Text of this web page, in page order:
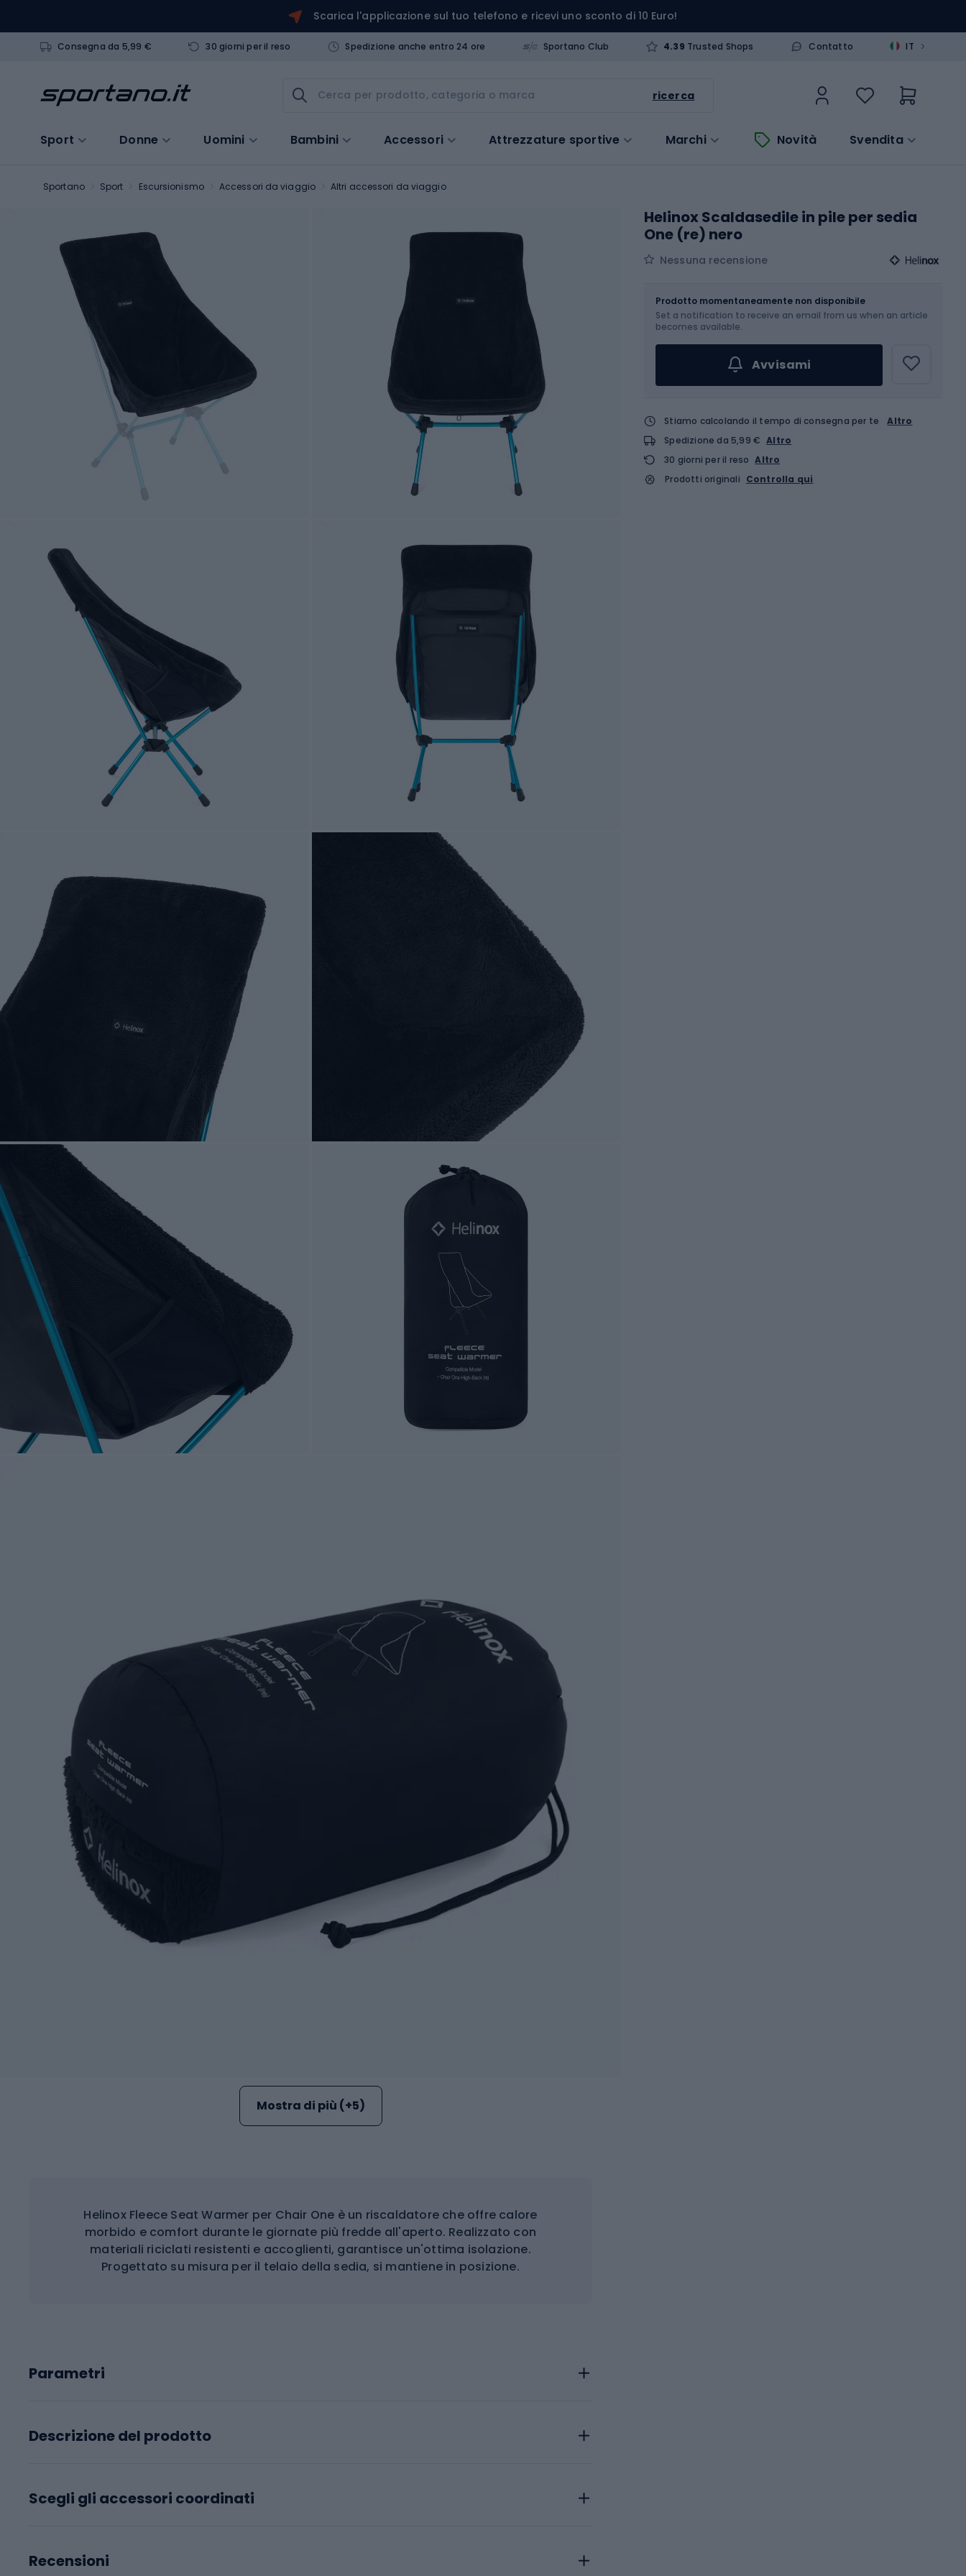
Scarica l'applicazione sul tuo telefono e ricevi uno sconto di 10 Euro!
Consegna da 5,99 € 30 giorni per il reso Spedizione anche entro 24 ore Sportano Club 4.39 Trusted Shops Contatto IT >
ricerca
Sport Donne Uomini Bambini Accessori Attrezzature sportive Marchi Novità Svendita
Sportano Sport Escursionismo Accessori da viaggio Altri accessori da viaggio
Mostra di più (+5)
Helinox Fleece Seat Warmer per Chair One è un riscaldatore che offre calore
morbido e comfort durante le giornate più fredde all'aperto. Realizzato con
materiali riciclati resistenti e accoglienti, garantisce un'ottima isolazione.
Progettato su misura per il telaio della sedia, si mantiene in posizione.
Parametri
Descrizione del prodotto
Scegli gli accessori coordinati
Recensioni
Helinox Scaldasedile in pile per sedia
One (re) nero
Nessuna recensione
Prodotto momentaneamente non disponibile
Set a notification to receive an email from us when an article
becomes available.
Avvisami
Stiamo calcolando il tempo di consegna per te
Altro
Spedizione da 5,99 € Altro
30 giorni per il reso Altro
Prodotti originali Controlla qui